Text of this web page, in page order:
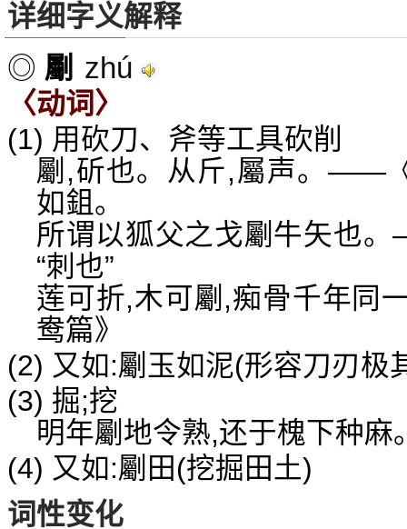
详细字义解释
◎ 劚 zhú
〈动词〉
(1) 用砍刀、斧等工具砍削
劚,斫也。从斤,屬声。——
如鉏。
所谓以狐父之戈劚牛矢也
“刺也”
莲可折,木可劚,痴骨千年
鸯篇》
(2) 又如:劚玉如泥(形容刀刃极
(3) 掘;挖
明年劚地令熟,还于槐下种
(4) 又如:劚田(挖掘田土)
词性变化